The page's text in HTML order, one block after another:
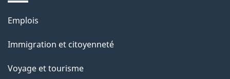
l
a
Thèmes
sujets
Emplois
Immigration et citoyenneté
Voyage et tourisme